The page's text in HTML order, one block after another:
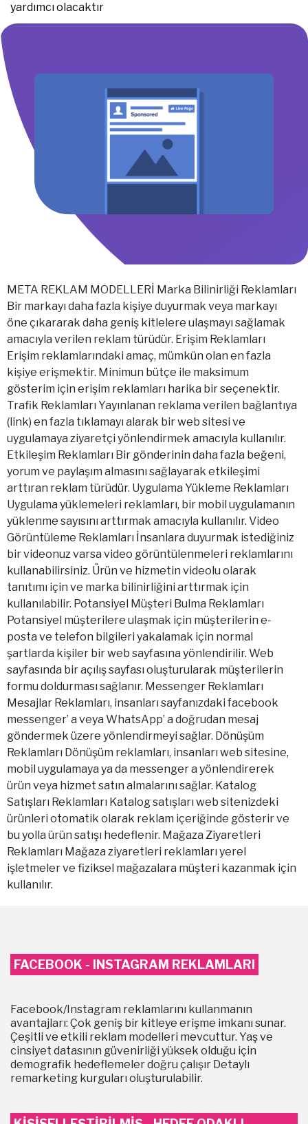
yardımcı olacaktır
META REKLAM MODELLERİ Marka Bilinirliği Reklamları
Bir markayı daha fazla kişiye duyurmak veya markayı
öne çıkararak daha geniş kitlelere ulaşmayı sağlamak
amacıyla verilen reklam türüdür. Erişim Reklamları
Erişim reklamlarındaki amaç, mümkün olan en fazla
kişiye erişmektir. Minimun bütçe ile maksimum
gösterim için erişim reklamları harika bir seçenektir.
Trafik Reklamları Yayınlanan reklama verilen bağlantıya
(link) en fazla tıklamayı alarak bir web sitesi ve
uygulamaya ziyaretçi yönlendirmek amacıyla kullanılır.
Etkileşim Reklamları Bir gönderinin daha fazla beğeni,
yorum ve paylaşım almasını sağlayarak etkileşimi
arttıran reklam türüdür. Uygulama Yükleme Reklamları
Uygulama yüklemeleri reklamları, bir mobil uygulamanın
yüklenme sayısını arttırmak amacıyla kullanılır. Video
Görüntüleme Reklamları İnsanlara duyurmak istediğiniz
bir videonuz varsa video görüntülenmeleri reklamlarını
kullanabilirsiniz. Ürün ve hizmetin videolu olarak
tanıtımı için ve marka bilinirliğini arttırmak için
kullanılabilir. Potansiyel Müşteri Bulma Reklamları
Potansiyel müşterilere ulaşmak için müşterilerin e-
posta ve telefon bilgileri yakalamak için normal
şartlarda kişiler bir web sayfasına yönlendirilir. Web
sayfasında bir açılış sayfası oluşturularak müşterilerin
formu doldurması sağlanır. Messenger Reklamları
Mesajlar Reklamları, insanları sayfanızdaki facebook
messenger’ a veya WhatsApp’ a doğrudan mesaj
göndermek üzere yönlendirmeyi sağlar. Dönüşüm
Reklamları Dönüşüm reklamları, insanları web sitesine,
mobil uygulamaya ya da messenger a yönlendirerek
ürün veya hizmet satın almalarını sağlar. Katalog
Satışları Reklamları Katalog satışları web sitenizdeki
ürünleri otomatik olarak reklam içeriğinde gösterir ve
bu yolla ürün satışı hedeflenir. Mağaza Ziyaretleri
Reklamları Mağaza ziyaretleri reklamları yerel
işletmeler ve fiziksel mağazalara müşteri kazanmak için
kullanılır.
FACEBOOK - INSTAGRAM REKLAMLARI
Facebook/Instagram reklamlarını kullanmanın
avantajları: Çok geniş bir kitleye erişme imkanı sunar.
Çeşitli ve etkili reklam modelleri mevcuttur. Yaş ve
cinsiyet datasının güvenirliği yüksek olduğu için
demografik hedeflemeler doğru çalışır Detaylı
remarketing kurguları oluşturulabilir.